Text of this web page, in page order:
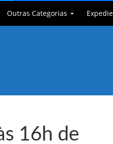
Outras Categorias
16h de